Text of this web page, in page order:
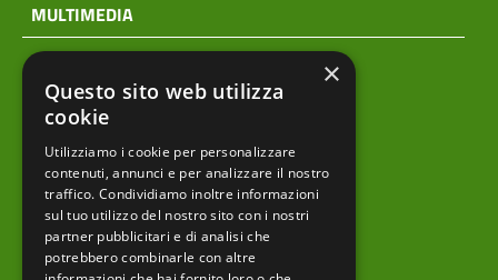
MULTIMEDIA
Archivio news
Prodotti editoriali
menu footer
Ente
×
Questo sito web utilizza
cookie
Utilizziamo i cookie per personalizzare
contenuti, annunci e per analizzare il nostro
traffico. Condividiamo inoltre informazioni
sul tuo utilizzo del nostro sito con i nostri
partner pubblicitari e di analisi che
potrebbero combinarle con altre